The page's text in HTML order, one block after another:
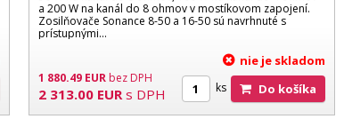
a 200 W na kanál do 8 ohmov v mostíkovom zapojení.
Zosilňovače Sonance 8-50 a 16-50 sú navrhnuté s
prístupnými...
1 880.49 EURbez DPH
2 313.00 EUR s DPH
nie je skladom
ks Do košíka